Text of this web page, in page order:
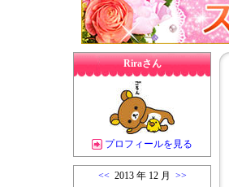
Riraさん
プロフィールを見る
<<2013 年 12 月 >>